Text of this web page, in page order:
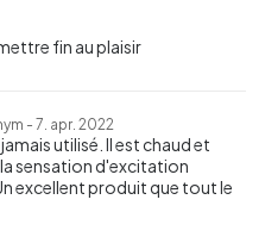
fin au plaisir
- 7. apr. 2022
utilisé. Il est chaud et
sensation d'excitation
excellent produit que tout le